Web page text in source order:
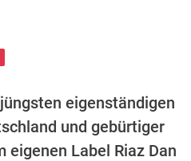
eigenständigen
und gebürtiger
eigenen Label Riaz Dan